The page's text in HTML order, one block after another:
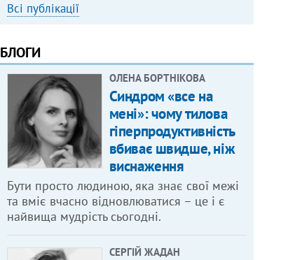
Всі публікації
БЛОГИ
ОЛЕНА БОРТНІКОВА
Синдром «все на
мені»: чому тилова
гіперпродуктивність
вбиває швидше, ніж
виснаження
Бути просто людиною, яка знає свої межі
та вміє вчасно відновлюватися – це і є
найвища мудрість сьогодні.
СЕРГІЙ ЖАДАН